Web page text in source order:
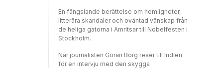
En fängslande berättelse om hemligheter,
litterära skandaler och oväntad vänskap från
de heliga gatorna i Amritsar till Nobelfesten i
Stockholm.
När journalisten Göran Borg reser till Indien
för en intervju med den skygga